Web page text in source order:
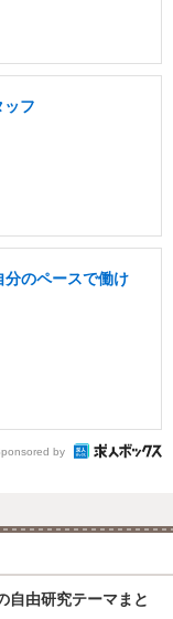
ッフ
のペースで働け
by
自由研究テーマまと